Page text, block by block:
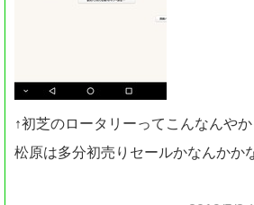
↑初芝のロータリーってこんなんや
松原は多分初売りセールかなんかか